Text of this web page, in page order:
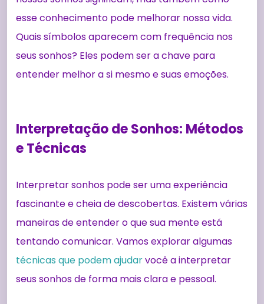
esse conhecimento pode melhorar nossa vida.
Quais símbolos aparecem com frequência nos
seus sonhos? Eles podem ser a chave para
entender melhor a si mesmo e suas emoções.
Interpretação de Sonhos: Métodos
e Técnicas
Interpretar sonhos pode ser uma experiência
fascinante e cheia de descobertas. Existem várias
maneiras de entender o que sua mente está
tentando comunicar. Vamos explorar algumas
técnicas que podem ajudarvocê a interpretar
seus sonhos de forma mais clara e pessoal.